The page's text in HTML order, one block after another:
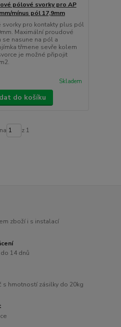
pólové svorky pro AP
mínus pól 17,9mm
pro kontakty plus pól
Maximální proudové
se nasune na pól a
třmene sevře kolem
je možné připojit
Skladem
do košíku
z 1
zboží i s instalací
14 dnů
s hmotností zásilky do 20kg